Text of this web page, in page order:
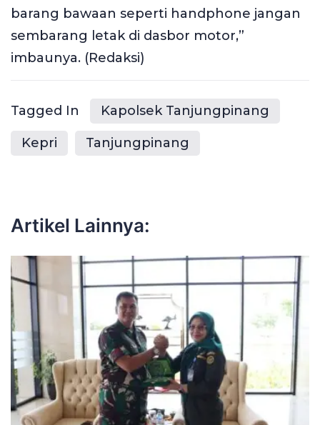
barang bawaan seperti handphone jangan
sembarang letak di dasbor motor,”
imbaunya. (Redaksi)
Tagged In Kapolsek Tanjungpinang
Kepri Tanjungpinang
Artikel Lainnya: